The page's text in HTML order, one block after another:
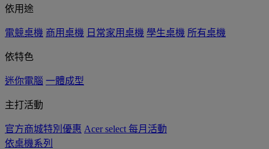
依用途
電競桌機 商用桌機 日常家用桌機 學生桌機 所有桌機
依特色
迷你電腦 一體成型
主打活動
官方商城特別優惠 Acer select 每月活動
依桌機系列